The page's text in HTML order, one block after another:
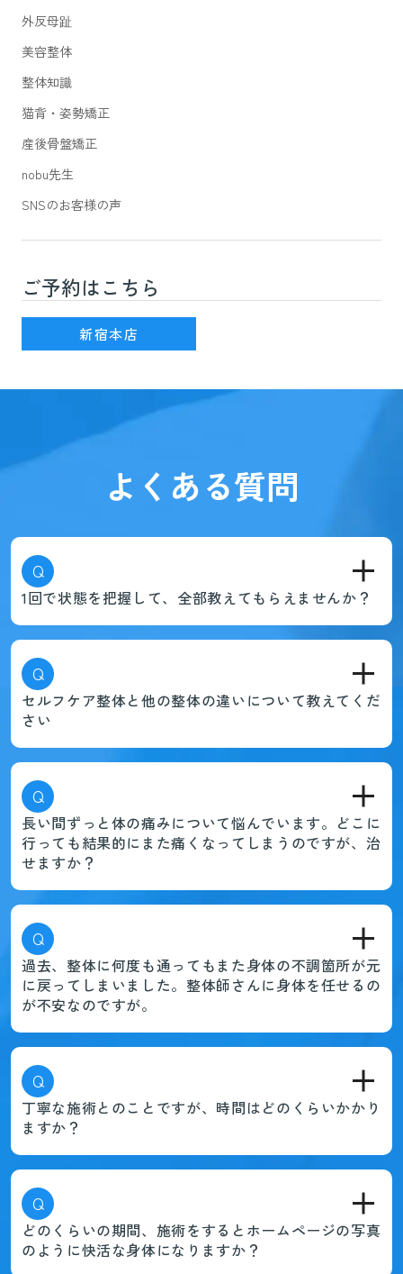
外反母趾
美容整体
整体知識
猫背・姿勢矯正
産後骨盤矯正
nobu先生
SNSのお客様の声
ご予約はこちら
新宿本店
よくある質問
Q
1回で状態を把握して、全部教えてもらえませんか？
Q
セルフケア整体と他の整体の違いについて教えてくだ
さい
Q
長い間ずっと体の痛みについて悩んでいます。どこに
行っても結果的にまた痛くなってしまうのですが、治
せますか？
Q
過去、整体に何度も通ってもまた身体の不調箇所が元
に戻ってしまいました。整体師さんに身体を任せるの
が不安なのですが。
Q
丁寧な施術とのことですが、時間はどのくらいかかり
ますか？
Q
どのくらいの期間、施術をするとホームページの写真
のように快活な身体になりますか？